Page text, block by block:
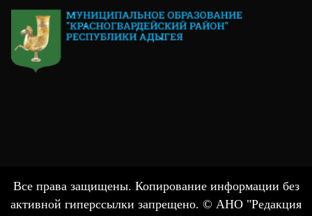
Все права защищены. Копирование информации без
активной гиперссылки запрещено. © АНО "Редакция